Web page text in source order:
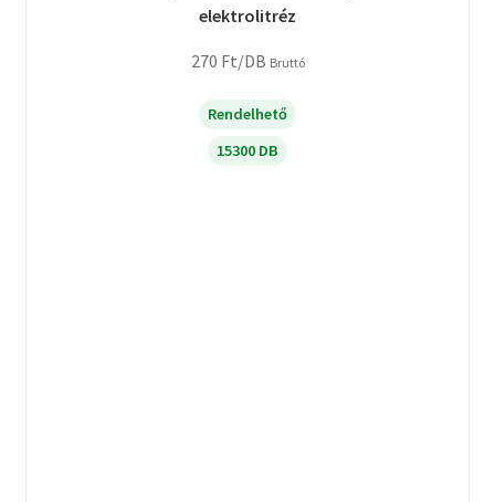
elektrolitréz
270 Ft/DB Bruttó
Rendelhető
15300 DB